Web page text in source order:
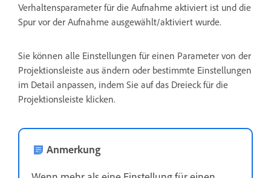
Verhaltensparameter für die Aufnahme aktiviert ist und die
Spur vor der Aufnahme ausgewählt/aktiviert wurde.
Sie können alle Einstellungen für einen Parameter von der
Projektionsleiste aus ändern oder bestimmte Einstellungen
im Detail anpassen, indem Sie auf das Dreieck für die
Projektionsleiste klicken.
Anmerkung